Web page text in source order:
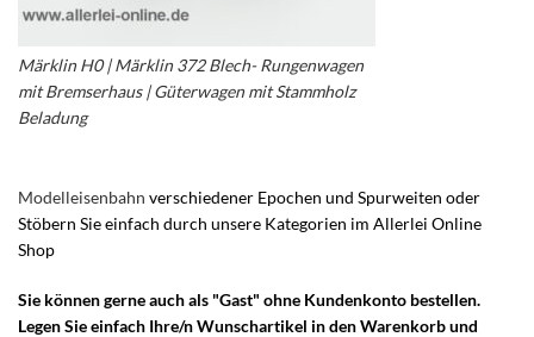
Märklin H0 | Märklin 372 Blech- Rungenwagen
mit Bremserhaus | Güterwagen mit Stammholz
Beladung
Modelleisenbahn verschiedener Epochen und Spurweiten oder
Stöbern Sie einfach durch unsere Kategorien im Allerlei Online
Shop
Sie können gerne auch als "Gast" ohne Kundenkonto bestellen.
Legen Sie einfach Ihre/n Wunschartikel in den Warenkorb und